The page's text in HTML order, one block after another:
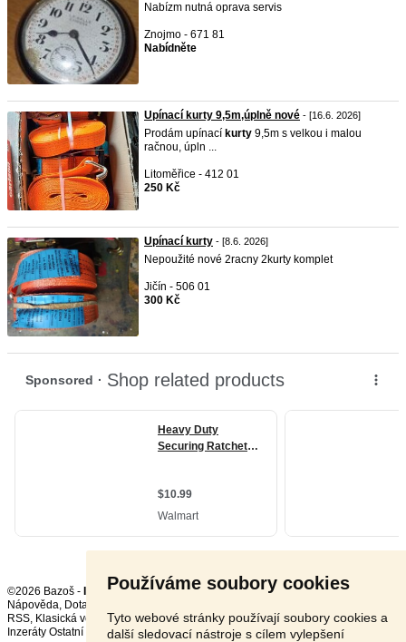
Používáme soubory cookies
Tyto webové stránky používají soubory cookies a
další sledovací nástroje s cílem vylepšení
Nabízm nutná oprava servis
Znojmo - 671 81
Nabídněte
Upínací kurty 9,5m,úplně nové - [16.6. 2026]
Prodám upínací kurty 9,5m s velkou i malou
račnou, úpln ...
Litoměřice - 412 01
250 Kč
Upínací kurty - [8.6. 2026]
Nepoužité nové 2racny 2kurty komplet
Jičín - 506 01
300 Kč
©2026 Bazoš -
Inzerce, Bazar
Nápověda, Dotazy
RSS,
Inzeráty Ostatní celkem:149314, za 24 hodin:3411